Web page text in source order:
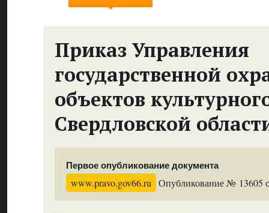
Приказ Управления
государственной
объектов
Свердловской
Первое опубликование документа
www.pravo.gov66.ru Опубликование № 13605